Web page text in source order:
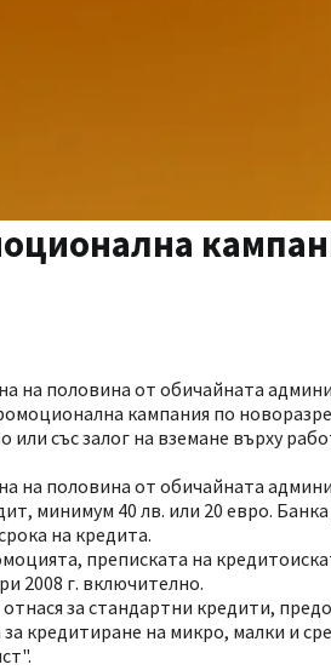
на половина от обичайната
кампания по
или със залог на вземане върху
на половина от обичайната
минимум 40 лв. или 20 евро.
на кредита.
преписката на
2008 г. включително.
за стандартни кредити,
кредитиране на микро, малки и